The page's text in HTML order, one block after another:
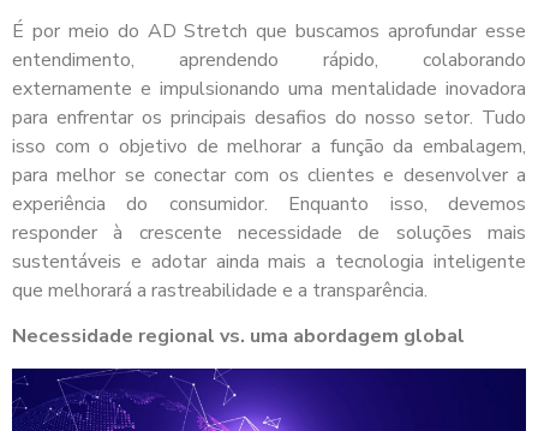
É por meio do AD Stretch que buscamos aprofundar esse
entendimento, aprendendo rápido, colaborando
externamente e impulsionando uma mentalidade inovadora
para enfrentar os principais desafios do nosso setor. Tudo
isso com o objetivo de melhorar a função da embalagem,
para melhor se conectar com os clientes e desenvolver a
experiência do consumidor. Enquanto isso, devemos
responder à crescente necessidade de soluções mais
sustentáveis e adotar ainda mais a tecnologia inteligente
que melhorará a rastreabilidade e a transparência.
Necessidade regional vs. uma abordagem global